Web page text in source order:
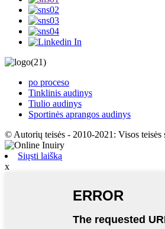
po proceso
Tinklinis audinys
Tiulio audinys
Sportinės aprangos audinys
© Autorių teisės - 2010-2021: Visos teisės
Siųsti laišką
x